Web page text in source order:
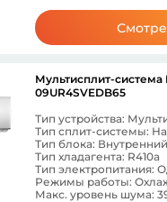
Мультисплит-система
09UR4SVEDB65
Тип устройства:
Тип сплит-системы:
Тип блока:
Тип хладагента: R410a
Тип электропитания:
Режимы работы:
Макс. уровень шума: